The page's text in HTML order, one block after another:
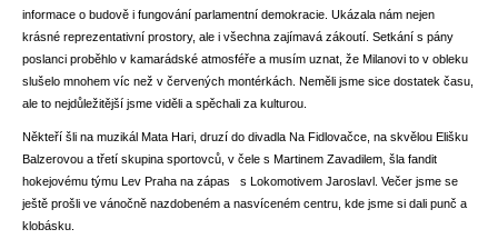
informace o budově i fungování parlamentní demokracie. Ukázala nám nejen
krásné reprezentativní prostory, ale i všechna zajímavá zákoutí. Setkání s pány
poslanci proběhlo v kamarádské atmosféře a musím uznat, že Milanovi to v obleku
slušelo mnohem víc než v červených montérkách. Neměli jsme sice dostatek času,
ale to nejdůležitější jsme viděli a spěchali za kulturou.
Někteří šli na muzikál Mata Hari, druzí do divadla Na Fidlovačce, na skvělou Elišku
Balzerovou a třetí skupina sportovců, v čele s Martinem Zavadilem, šla fandit
hokejovému týmu Lev Praha na zápas s Lokomotivem Jaroslavl. Večer jsme se
ještě prošli ve vánočně nazdobeném a nasvíceném centru, kde jsme si dali punč a
klobásku.